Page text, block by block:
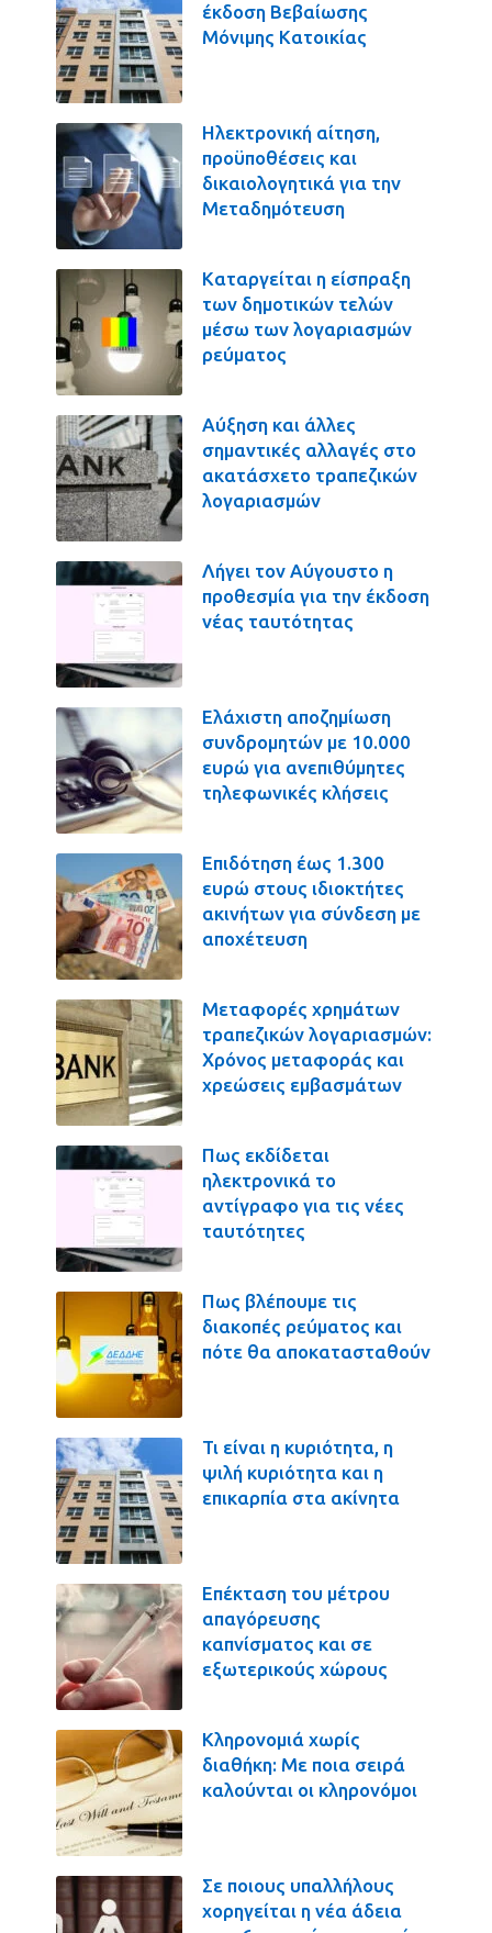
έκδοση Βεβαίωσης
Μόνιμης Κατοικίας
Ηλεκτρονική αίτηση,
προϋποθέσεις και
δικαιολογητικά για την
Μεταδημότευση
Καταργείται η είσπραξη
των δημοτικών τελών
μέσω των λογαριασμών
ρεύματος
Αύξηση και άλλες
σημαντικές αλλαγές στο
ακατάσχετο τραπεζικών
λογαριασμών
Λήγει τον Αύγουστο η
προθεσμία για την έκδοση
νέας ταυτότητας
Ελάχιστη αποζημίωση
συνδρομητών με 10.000
ευρώ για ανεπιθύμητες
τηλεφωνικές κλήσεις
Επιδότηση έως 1.300
ευρώ στους ιδιοκτήτες
ακινήτων για σύνδεση με
αποχέτευση
Μεταφορές χρημάτων
τραπεζικών λογαριασμών:
Χρόνος μεταφοράς και
χρεώσεις εμβασμάτων
Πως εκδίδεται
ηλεκτρονικά το
αντίγραφο για τις νέες
ταυτότητες
Πως βλέπουμε τις
διακοπές ρεύματος και
πότε θα αποκατασταθούν
Τι είναι η κυριότητα, η
ψιλή κυριότητα και η
επικαρπία στα ακίνητα
Επέκταση του μέτρου
απαγόρευσης
καπνίσματος και σε
εξωτερικούς χώρους
Κληρονομιά χωρίς
διαθήκη: Με ποια σειρά
καλούνται οι κληρονόμοι
Σε ποιους υπαλλήλους
χορηγείται η νέα άδεια